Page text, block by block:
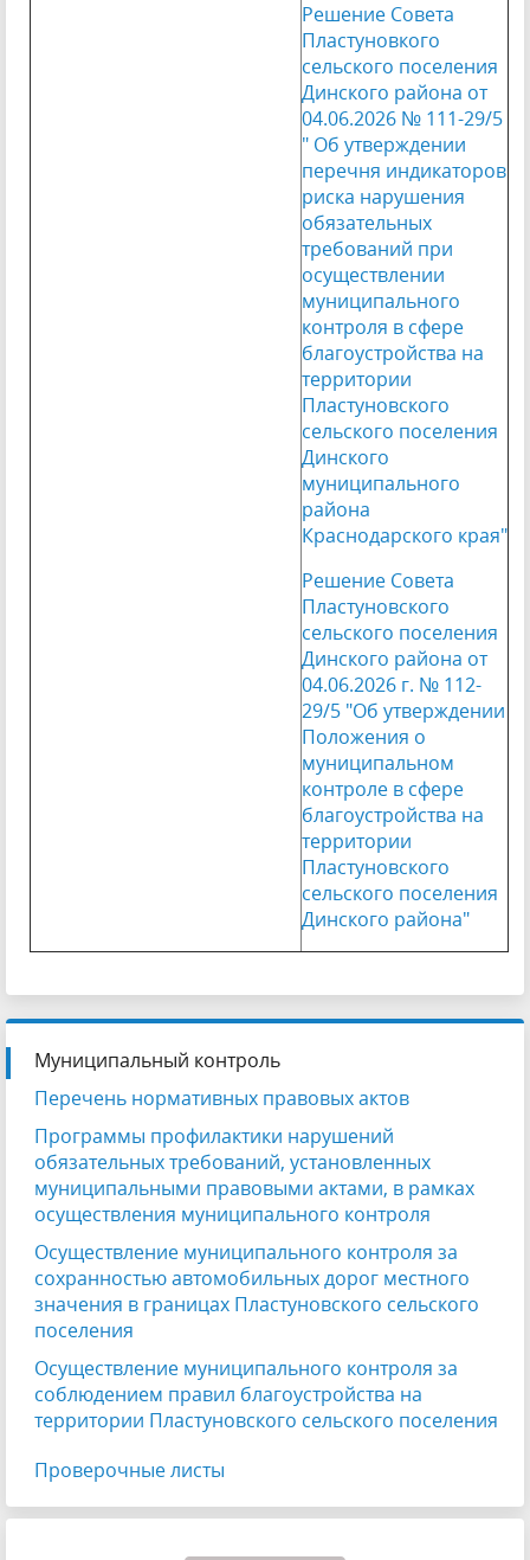
Решение Совета
Пластуновкого
сельского поселения
Динского района от
04.06.2026 № 111-29/5
" Об утверждении
перечня индикаторов
риска нарушения
обязательных
требований при
осуществлении
муниципального
контроля в сфере
благоустройства на
территории
Пластуновского
сельского поселения
Динского
муниципального
района
Краснодарского края"
Решение Совета
Пластуновского
сельского поселения
Динского района от
04.06.2026 г. № 112-
29/5 "Об утверждении
Положения о
муниципальном
контроле в сфере
благоустройства на
территории
Пластуновского
сельского поселения
Динского района"
Муниципальный контроль
Перечень нормативных правовых актов
Программы профилактики нарушений
обязательных требований, установленных
муниципальными правовыми актами, в рамках
осуществления муниципального контроля
Осуществление муниципального контроля за
сохранностью автомобильных дорог местного
значения в границах Пластуновского сельского
поселения
Осуществление муниципального контроля за
соблюдением правил благоустройства на
территории Пластуновского сельского поселения
Проверочные листы